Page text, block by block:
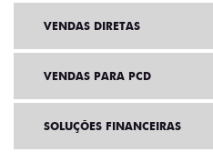
VENDAS DIRETAS
VENDAS PARA PCD
SOLUÇÕES FINANCEIRAS